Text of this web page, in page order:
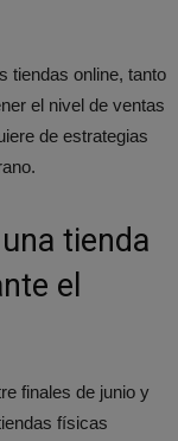
tiendas online, tanto
el nivel de ventas
de estrategias
tienda
el
finales de junio y
físicas